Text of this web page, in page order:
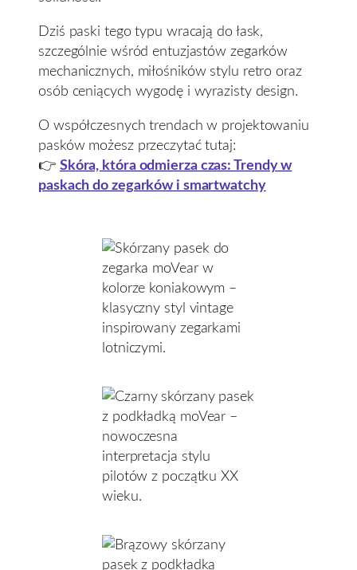
Dziś paski tego typu wracają do łask,
szczególnie wśród entuzjastów zegarków
mechanicznych, miłośników stylu retro oraz
osób ceniących wygodę i wyrazisty design.
O współczesnych trendach w projektowaniu
pasków możesz przeczytać tutaj:
👉 Skóra, która odmierza czas: Trendy w
paskach do zegarków i smartwatchy